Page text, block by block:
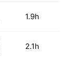
1.9h
2.1h